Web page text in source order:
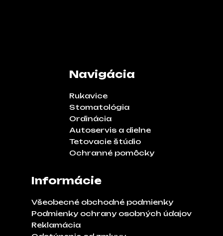
Navigácia
Rukavice
Stomatológia
Ordinácia
Autoservis a dielne
Tetovacie štúdio
Ochranné pomôcky
Informácie
Všeobecné obchodné podmienky
Podmienky ochrany osobných údajov
Reklamácia